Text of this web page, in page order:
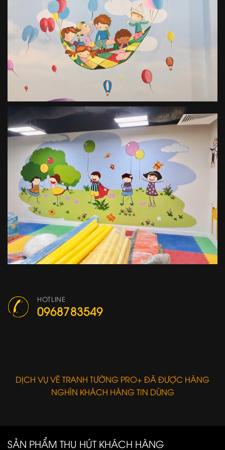
HOTLINE
0968783549
DỊCH VỤ VẼ TRANH TƯỜNG PRO+ ĐÃ ĐƯỢC HÀNG
NGHÌN KHÁCH HÀNG TIN DÙNG
SẢN PHẨM THU HÚT KHÁCH HÀNG